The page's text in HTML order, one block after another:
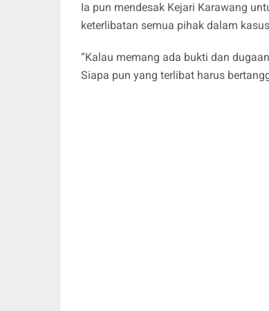
Ia pun mendesak Kejari Karawang
keterlibatan semua pihak dalam
“Kalau memang ada bukti dan
Siapa pun yang terlibat harus